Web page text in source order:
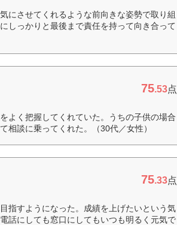
にさせてくれるような前向きな姿勢で取り組
しっかりと最後まで責任を持って向き合って
75.53点
よく把握してくれていた。うちの子供の場合
相談に乗ってくれた。（30代／女性）
75.33点
指すようになった。成績を上げたいという気
話にしても窓口にしてもいつも明るく元気で